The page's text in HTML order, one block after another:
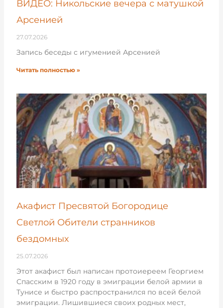
ВИДЕО: Никольские вечера с матушкой
Арсенией
27.07.2026
Запись беседы с игуменией Арсенией
Читать полностью »
Акафист Пресвятой Богородице
Светлой Обители странников
бездомных
25.07.2026
Этот акафист был написан протоиереем Георгием
Спасским в 1920 году в эмиграции белой армии в
Тунисе и быстро распространился по всей белой
эмиграции. Лишившиеся своих родных мест,